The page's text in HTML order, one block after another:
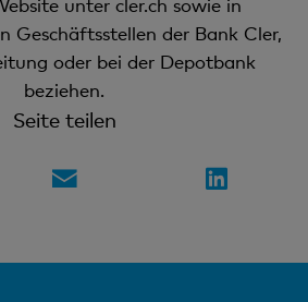
unter cler.ch sowie in
Geschäftsstellen der Bank Cler,
oder bei der Depotbank
beziehen.
Seite teilen